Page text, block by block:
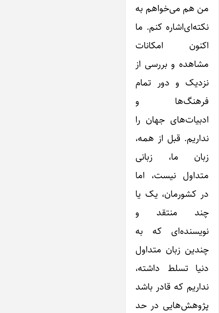
من هم می‌خواهم به
نکته‌ای‌اشاره کنم. ما
اکنون ‌امکانات
مشاهده و بررسی از
نزدیک و دور تمام
فرهنگ‌ها و
ادبیات‌های جهان را
نداریم. قبل از همه،
زبان ما، زبانی
متداول نیست، اما
در کشورمان، ‌یک ‌یا
چند منتقد و
نویسنده‌ای که به
چندین زبان متداول
دنیا تسلط داشته،
نداریم که قادر باشد
پژوهش‌هایی در حد